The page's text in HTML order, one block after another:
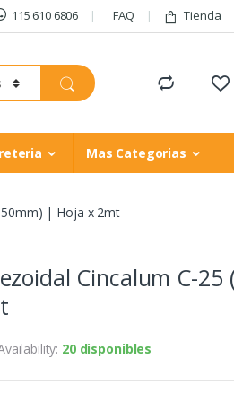
115 610 6806 FAQ Tienda
Mas Categorias
| Hoja x 2mt
Cincalum C-25
20 disponibles